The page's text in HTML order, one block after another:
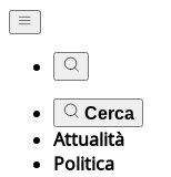
Cerca
Attualità
Politica